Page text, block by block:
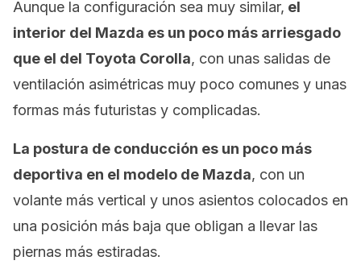
Aunque la configuración sea muy similar, el
interior del Mazda es un poco más arriesgado
que el del Toyota Corolla, con unas salidas de
ventilación asimétricas muy poco comunes y unas
formas más futuristas y complicadas.
La postura de conducción es un poco más
deportiva en el modelo de Mazda, con un
volante más vertical y unos asientos colocados en
una posición más baja que obligan a llevar las
piernas más estiradas.